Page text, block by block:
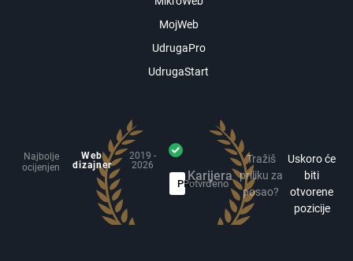
MojWeb
UdrugaPro
UdrugaStart
Najbolje
ocijenjen
Web
dizajner
2019 -
2026
PRO
Potvrđeno
Karijera
Tražiš
priliku za
posao?
Uskoro će
biti
otvorene
pozicije